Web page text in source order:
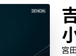
宮